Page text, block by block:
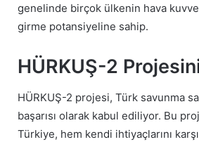
genelinde birçok ülkenin hava
girme potansiyeline sahip.
HÜRKUŞ-2
HÜRKUŞ-2 projesi, Türk savunma
başarısı olarak kabul ediliyor. Bu
Türkiye, hem kendi ihtiyaçlarını